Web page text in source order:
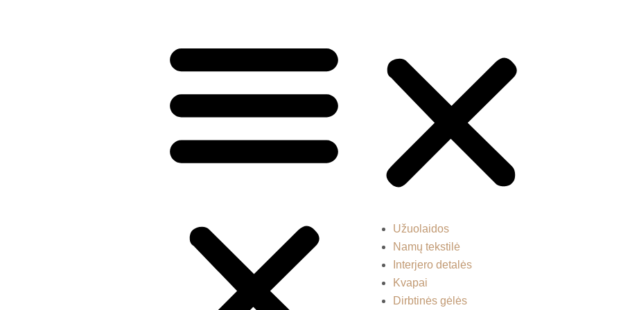
Užuolaidos
Namų tekstilė
Interjero detalės
Kvapai
Dirbtinės gėlės